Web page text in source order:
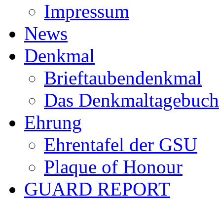
Impressum
News
Denkmal
Brieftaubendenkmal
Das Denkmaltagebuch
Ehrung
Ehrentafel der GSU
Plaque of Honour
GUARD REPORT